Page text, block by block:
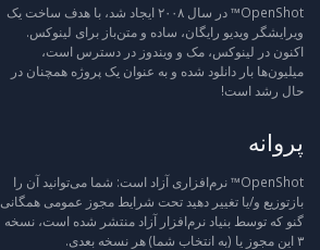
OpenShot™ در سال ۲۰۰۸ ایجاد شد، با هدف ساخت یک
ویرایشگر ویدیو رایگان، ساده و متن‌باز برای لینوکس.
اکنون در لینوکس، مک و ویندوز در دسترس است،
میلیون‌ها بار دانلود شده و به عنوان یک پروژه همچنان در
حال رشد است!
پروانه
OpenShot™ نرم‌افزاری آزاد است: شما می‌توانید آن را
بازتوزیع و/یا تغییر دهید تحت شرایط مجوز عمومی همگانی
گنو که توسط بنیاد نرم‌افزار آزاد منتشر شده است، نسخه
۳ این مجوز یا (به انتخاب شما) هر نسخه بعدی.